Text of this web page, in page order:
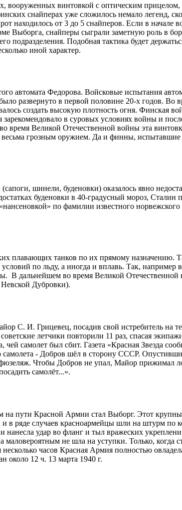
вооруженных винтовкой с оптическим
снайперах уже сложилось немало легенд,
находилось от 3 до 5 снайперов. Если в начале
Выборга, снайперы сыграли заметную роль в
подразделения. Подобная тактика будет
иной характер.
автомата Федорова. Войсковые испытания
развернуто в первой половине 20-х годов.
создать высокую плотность огня. Финская
зарекомендовало в суровых условиях войны и
Великой Отечественной войны эта
грозным оружием. Да и финны, испытавшие
шинели, буденовки) оказалось явно
буденовки в 40-градусный мороз,
по фамилии известного
плавающих танков по их прямому
по льду, а иногда и вплавь. Так,
В дальнейшем во время Великой
Дубровки).
С. И. Грицевец, посадив свой истребитель на
летчики повторили 11 раз, спасая
самолет был сбит. Газета «Красная Звезда
самолета - Добров шёл в сторону СССР.
Чтобы Добров не упал, Майор прижимал
самолёт...».
на пути Красной Армии стал Выборг. Этот
ряде случаев красноармейцы шли на штурм по
удар во фланг и тыл вражеских
не шла на уступки. Только, когда
часов Красная Армия полностью
около 12 ч. 13 марта 1940 г.